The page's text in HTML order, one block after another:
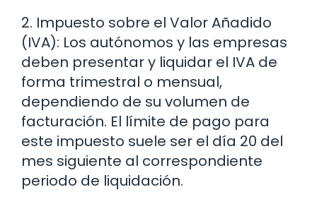
2. Impuesto sobre el Valor Añadido
(IVA): Los autónomos y las empresas
deben presentar y liquidar el IVA de
forma trimestral o mensual,
dependiendo de su volumen de
facturación. El límite de pago para
este impuesto suele ser el día 20 del
mes siguiente al correspondiente
periodo de liquidación.